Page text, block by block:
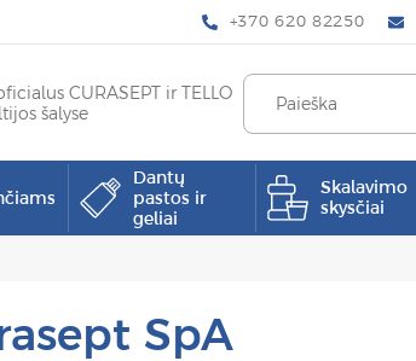
+370 620 82250
CURASEPT ir TELLO
šalyse
Dantų
pastos ir
geliai
Skalavimo
skysčiai
SpA